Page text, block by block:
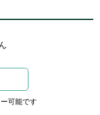
可能です